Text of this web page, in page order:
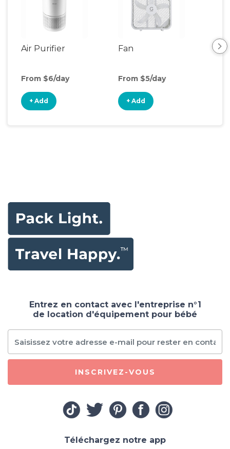
Air Purifier
From $6/day
+ Add
Fan
From $5/day
+ Add
Entrez en contact avec l'entreprise n°1
de location d'équipement pour bébé
INSCRIVEZ-VOUS
Téléchargez notre app